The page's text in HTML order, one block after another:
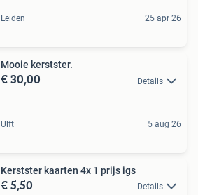
Leiden 25 apr 26
Mooie kerstster.
€ 30,00 Details
Ulft 5 aug 26
Kerstster kaarten 4x 1 prijs igs
€ 5,50 Details